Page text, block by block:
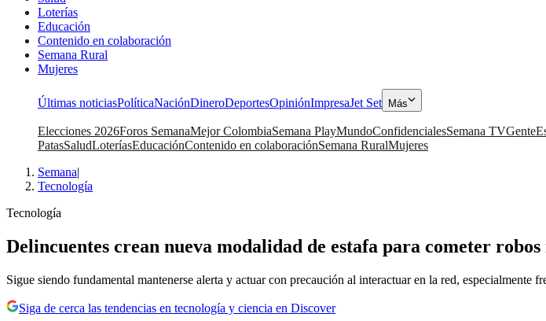
Loterías
Educación
Contenido en colaboración
Semana Rural
Mujeres
Últimas noticiasPolíticaNaciónDineroDeportesOpiniónImpresaJet Set Más
Elecciones 2026Foros SemanaMejor ColombiaSemana PlayMundoConfidencialesSemana TVGente
PatasSaludLoteríasEducaciónContenido en colaboraciónSemana RuralMujeres
Semana|
Tecnología
Tecnología
Delincuentes crean nueva modalidad de estafa para cometer
Sigue siendo fundamental mantenerse alerta y actuar con precaución al interactuar en la red, especialmente
Siga de cerca las tendencias en tecnología y ciencia en Discover